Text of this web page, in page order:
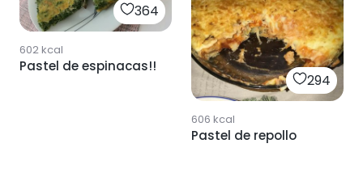
364
602kcal
Pastel de espinacas!!
294
606 kcal
Pastel de repollo